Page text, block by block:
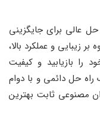
عالی برای جایگزینی
زیبایی و عملکرد بالا،
را بازیابید و کیفیت
راه حل دائمی و با دوام
مصنوعی ثابت بهترین